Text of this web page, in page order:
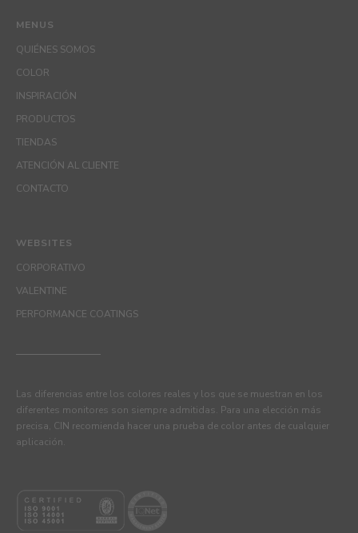
MENUS
QUIÉNES SOMOS
COLOR
INSPIRACIÓN
PRODUCTOS
TIENDAS
ATENCIÓN AL CLIENTE
CONTACTO
WEBSITES
CORPORATIVO
VALENTINE
PERFORMANCE COATINGS
Las diferencias entre los colores reales y los que se muestran en los
diferentes monitores son siempre admitidas. Para una elección más
precisa, CIN recomienda hacer una prueba de color antes de cualquier
aplicación.